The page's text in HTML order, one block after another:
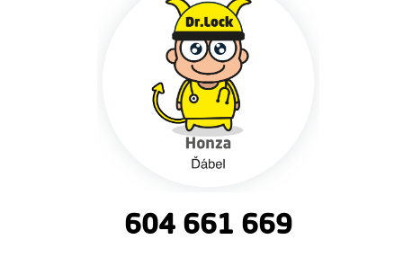
604 661 669